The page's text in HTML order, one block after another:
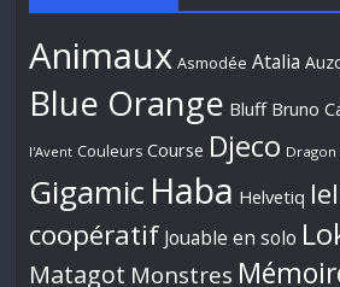
Animaux Asmodée Atalia
Blue Orange Bluff Bruno
l'Avent Couleurs Course Djeco Dragon
Gigamic Haba Helvetiq
coopératif Jouable en solo
Matagot Monstres